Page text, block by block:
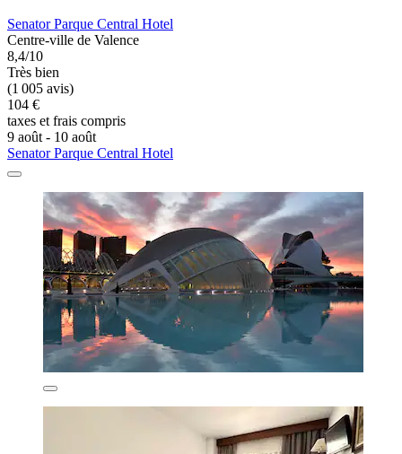
Senator Parque Central Hotel
Centre-ville de Valence
8,4/10
Très bien
(1 005 avis)
104 €
taxes et frais compris
9 août - 10 août
Senator Parque Central Hotel